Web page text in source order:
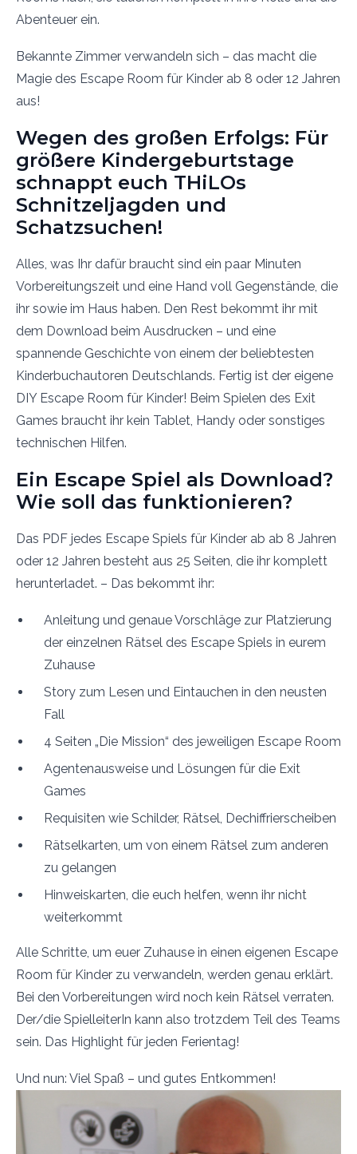
Abenteuer ein.
Bekannte Zimmer verwandeln sich – das macht die
Magie des Escape Room für Kinder ab 8 oder 12 Jahren
aus!
Wegen des großen Erfolgs: Für
größere Kindergeburtstage
schnappt euch THiLOs
Schnitzeljagden und
Schatzsuchen!
Alles, was Ihr dafür braucht sind ein paar Minuten
Vorbereitungszeit und eine Hand voll Gegenstände, die
ihr sowie im Haus haben. Den Rest bekommt ihr mit
dem Download beim Ausdrucken – und eine
spannende Geschichte von einem der beliebtesten
Kinderbuchautoren Deutschlands. Fertig ist der eigene
DIY Escape Room für Kinder! Beim Spielen des Exit
Games braucht ihr kein Tablet, Handy oder sonstiges
technischen Hilfen.
Ein Escape Spiel als Download?
Wie soll das funktionieren?
Das PDF jedes Escape Spiels für Kinder ab ab 8 Jahren
oder 12 Jahren besteht aus 25 Seiten, die ihr komplett
herunterladet. – Das bekommt ihr:
Anleitung und genaue Vorschläge zur Platzierung
der einzelnen Rätsel des Escape Spiels in eurem
Zuhause
Story zum Lesen und Eintauchen in den neusten
Fall
4 Seiten „Die Mission“ des jeweiligen Escape Room
Agentenausweise und Lösungen für die Exit
Games
Requisiten wie Schilder, Rätsel, Dechiffrierscheiben
Rätselkarten, um von einem Rätsel zum anderen
zu gelangen
Hinweiskarten, die euch helfen, wenn ihr nicht
weiterkommt
Alle Schritte, um euer Zuhause in einen eigenen Escape
Room für Kinder zu verwandeln, werden genau erklärt.
Bei den Vorbereitungen wird noch kein Rätsel verraten.
Der/die SpielleiterIn kann also trotzdem Teil des Teams
sein. Das Highlight für jeden Ferientag!
Und nun: Viel Spaß – und gutes Entkommen!